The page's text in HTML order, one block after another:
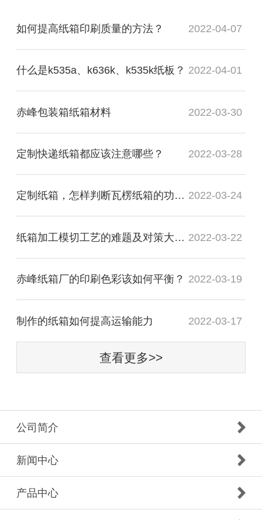
如何提高纸箱印刷质量的方法？ 2022-04-07
什么是k535a、k636k、k535k纸板？ 2022-04-01
赤峰包装箱纸箱材料 2022-03-30
定制快递纸箱都应该注意哪些？ 2022-03-28
定制纸箱，怎样判断瓦楞纸箱的功能质量是否合格？ 2022-03-24
纸箱加工模切工艺的难题及对策大盘点 2022-03-22
赤峰纸箱厂的印刷色彩该如何平衡？ 2022-03-19
制作的纸箱如何提高运输能力 2022-03-17
查看更多>>
公司简介
新闻中心
产品中心